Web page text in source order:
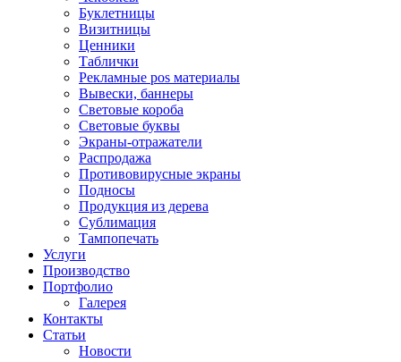
Буклетницы
Визитницы
Ценники
Таблички
Рекламные pos материалы
Вывески, баннеры
Световые короба
Световые буквы
Экраны-отражатели
Распродажа
Противовирусные экраны
Подносы
Продукция из дерева
Сублимация
Тампопечать
Услуги
Производство
Портфолио
Галерея
Контакты
Статьи
Новости